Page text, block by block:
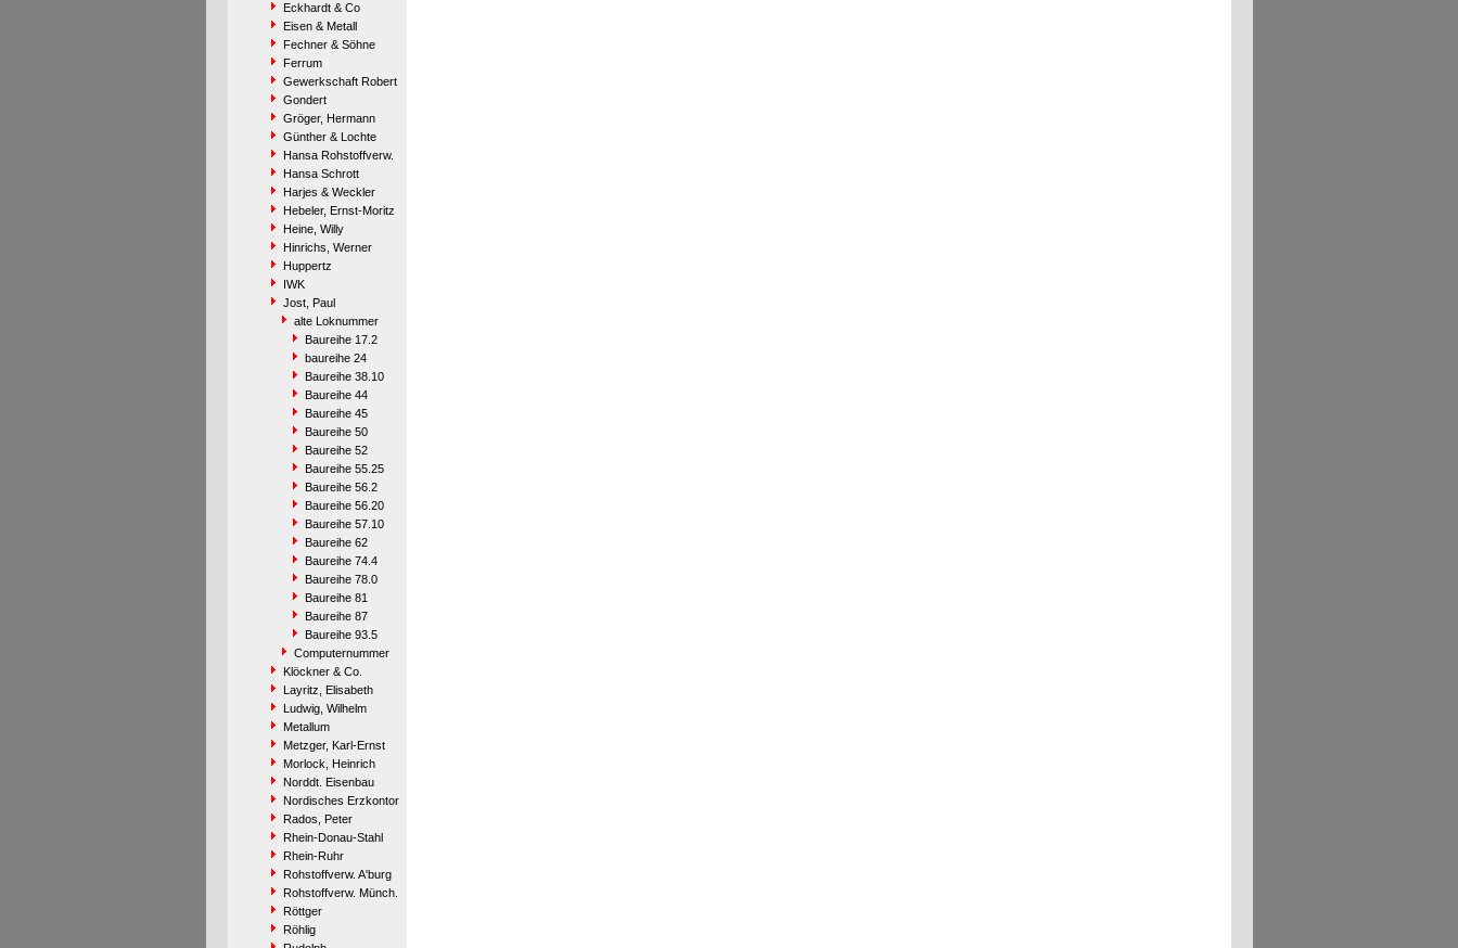
Eckhardt & Co
Eisen & Metall
Fechner & Söhne
Ferrum
Gewerkschaft Robert
Gondert
Gröger, Hermann
Günther & Lochte
Hansa Rohstoffverw.
Hansa Schrott
Harjes & Weckler
Hebeler, Ernst-Moritz
Heine, Willy
Hinrichs, Werner
Huppertz
IWK
Jost, Paul
alte Loknummer
Baureihe 17.2
baureihe 24
Baureihe 38.10
Baureihe 44
Baureihe 45
Baureihe 50
Baureihe 52
Baureihe 55.25
Baureihe 56.2
Baureihe 56.20
Baureihe 57.10
Baureihe 62
Baureihe 74.4
Baureihe 78.0
Baureihe 81
Baureihe 87
Baureihe 93.5
Computernummer
Klöckner & Co.
Layritz, Elisabeth
Ludwig, Wilhelm
Metallum
Metzger, Karl-Ernst
Morlock, Heinrich
Norddt. Eisenbau
Nordisches Erzkontor
Rados, Peter
Rhein-Donau-Stahl
Rhein-Ruhr
Rohstoffverw. A'burg
Rohstoffverw. Münch.
Röttger
Röhlig